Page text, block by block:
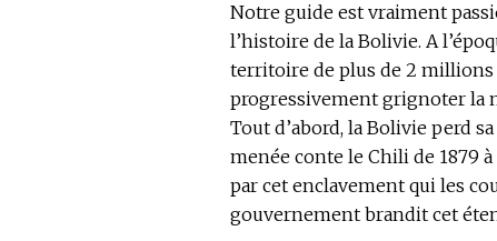
Notre guide est vraiment
l’histoire de la Bolivie. A
territoire de plus de 2 millions
progressivement grignoter la
Tout d’abord, la Bolivie perd
menée conte le Chili de 1879
par cet enclavement qui les
gouvernement brandit cet